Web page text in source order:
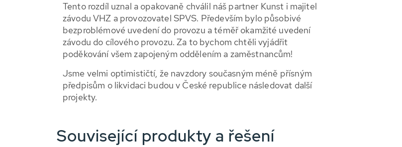
Tento rozdíl uznal a opakovaně chválil náš partner Kunst i majitel
závodu VHZ a provozovatel SPVS. Především bylo působivé
bezproblémové uvedení do provozu a téměř okamžité uvedení
závodu do cílového provozu. Za to bychom chtěli vyjádřit
poděkování všem zapojeným oddělením a zaměstnancům!
Jsme velmi optimističtí, že navzdory současným méně přísným
předpisům o likvidaci budou v České republice následovat další
projekty.
Související produkty a řešení